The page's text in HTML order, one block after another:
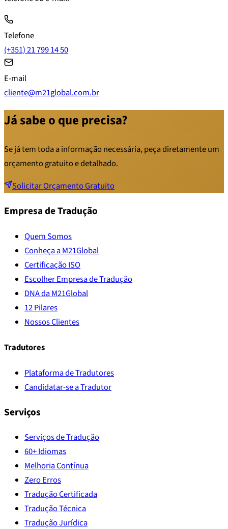
Telefone
(+351) 21 799 14 50
E-mail
cliente@m21global.com.br
Já sabe o que precisa?
Se já tem toda a informação necessária, peça diretamente um
orçamento gratuito e detalhado.
Solicitar Orçamento Gratuito
Empresa de Tradução
Quem Somos
Conheça a M21Global
Certificação ISO
Escolher Empresa de Tradução
DNA da M21Global
12 Pilares
Nossos Clientes
Tradutores
Plataforma de Tradutores
Candidatar-se a Tradutor
Serviços
Serviços de Tradução
60+ Idiomas
Melhoria Contínua
Zero Erros
Tradução Certificada
Tradução Técnica
Tradução Jurídica